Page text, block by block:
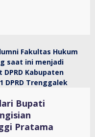
Bupati
Pratama